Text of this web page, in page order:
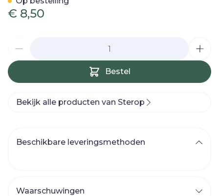
€ 8,50
Bestel
Bekijk alle producten van Sterop
Beschikbare leveringsmethoden
Waarschuwingen